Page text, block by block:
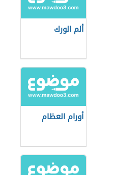
ألم الورك
أورام العظام